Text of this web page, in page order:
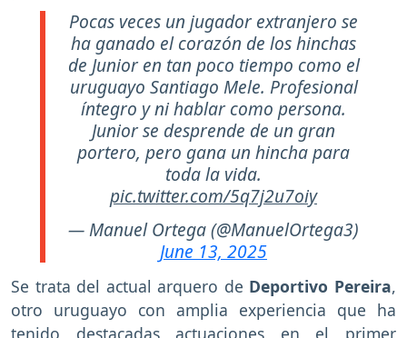
Pocas veces un jugador extranjero se
ha ganado el corazón de los hinchas
de Junior en tan poco tiempo como el
uruguayo Santiago Mele. Profesional
íntegro y ni hablar como persona.
Junior se desprende de un gran
portero, pero gana un hincha para
toda la vida.
pic.twitter.com/5q7j2u7oiy
— Manuel Ortega (@ManuelOrtega3)
June 13, 2025
Se trata del actual arquero de Deportivo Pereira,
otro uruguayo con amplia experiencia que ha
tenido destacadas actuaciones en el primer